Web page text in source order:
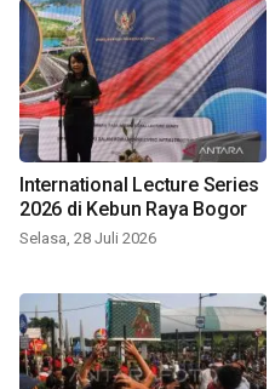
International Lecture Series
2026 di Kebun Raya Bogor
Selasa, 28 Juli 2026